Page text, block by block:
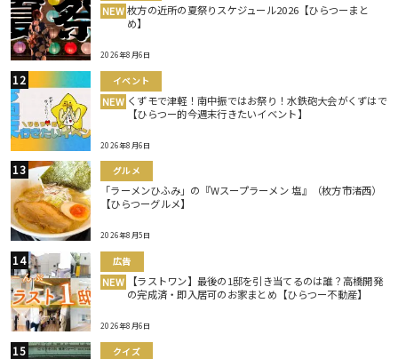
NEW 枚方の近所の夏祭りスケジュール2026【ひらつーまと
め】
2026年8月6日
イベント
NEW くずモで津軽！南中振ではお祭り！水鉄砲大会がくずはで
【ひらつー的今週末行きたいイベント】
2026年8月6日
グルメ
「ラーメンひふみ」の『Wスープラーメン 塩』（枚方市渚西）
【ひらつーグルメ】
2026年8月5日
広告
NEW
【ラストワン】最後の1邸を引き当てるのは誰？高橋開発
の完成済・即入居可のお家まとめ【ひらつー不動産】
2026年8月6日
クイズ